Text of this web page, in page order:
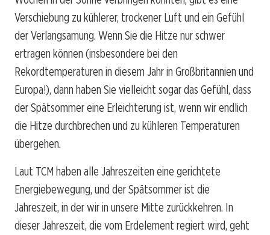
Verschiebung zu kühlerer, trockener Luft und ein Gefühl
der Verlangsamung. Wenn Sie die Hitze nur schwer
ertragen können (insbesondere bei den
Rekordtemperaturen in diesem Jahr in Großbritannien und
Europa!), dann haben Sie vielleicht sogar das Gefühl, dass
der Spätsommer eine Erleichterung ist, wenn wir endlich
die Hitze durchbrechen und zu kühleren Temperaturen
übergehen.
Laut TCM haben alle Jahreszeiten eine gerichtete
Energiebewegung, und der Spätsommer ist die
Jahreszeit, in der wir in unsere Mitte zurückkehren. In
dieser Jahreszeit, die vom Erdelement regiert wird, geht